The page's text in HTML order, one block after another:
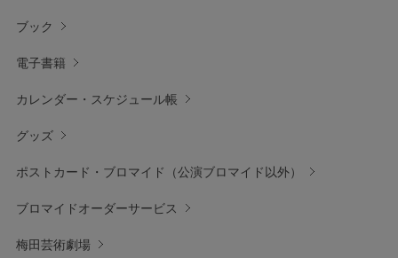
ブック
電子書籍
カレンダー・スケジュール帳
グッズ
ポストカード・ブロマイド（公演ブロマイド以外）
ブロマイドオーダーサービス
梅田芸術劇場